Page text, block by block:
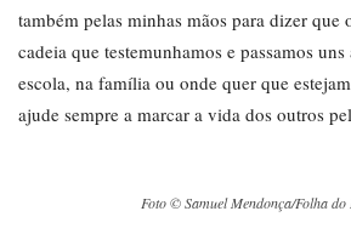
também pelas minhas mãos para dizer que
cadeia que testemunhamos e passamos
escola, na família ou onde quer que
ajude sempre a marcar a vida dos outros
Foto © Samuel Mendonça/Folha